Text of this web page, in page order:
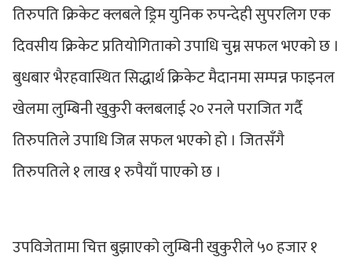
तिरुपति क्रिकेट क्लबले ड्रिम युनिक रुपन्देही सुपरलिग एक
दिवसीय क्रिकेट प्रतियोगिताको उपाधि चुम्न सफल भएको छ ।
बुधबार भैरहवास्थित सिद्धार्थ क्रिकेट मैदानमा सम्पन्न फाइनल
खेलमा लुम्बिनी खुकुरी क्लबलाई २० रनले पराजित गर्दै
तिरुपतिले उपाधि जित्न सफल भएको हो । जितसँगै
तिरुपतिले १ लाख १ रुपैयाँ पाएको छ ।
उपविजेतामा चित्त बुझाएको लुम्बिनी खुकुरीले ५० हजार १